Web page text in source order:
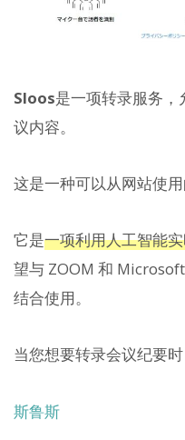
Sloos是一项转录服务
议内容。
这是一种可以从网站使用
它是一项利用人工智能
望与 ZOOM 和
结合使用。
当您想要转录会议纪要
斯鲁斯